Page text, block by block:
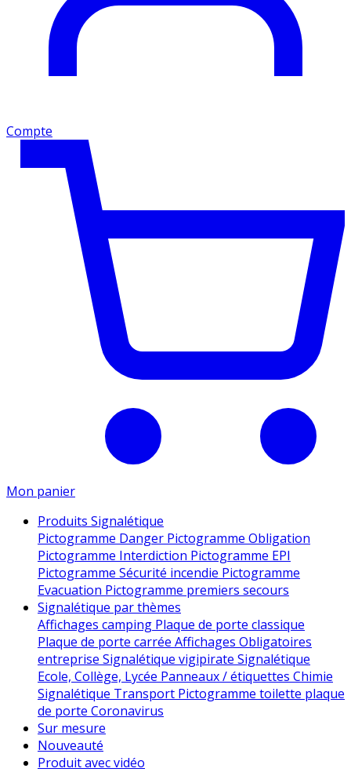
Compte
Mon panier
Produits Signalétique
Pictogramme Danger Pictogramme Obligation
Pictogramme Interdiction Pictogramme EPI
Pictogramme Sécurité incendie Pictogramme
Evacuation Pictogramme premiers secours
Signalétique par thèmes
Affichages camping Plaque de porte classique
Plaque de porte carrée Affichages Obligatoires
entreprise Signalétique vigipirate Signalétique
Ecole, Collège, Lycée Panneaux / étiquettes Chimie
Signalétique Transport Pictogramme toilette plaque
de porte Coronavirus
Sur mesure
Nouveauté
Produit avec vidéo